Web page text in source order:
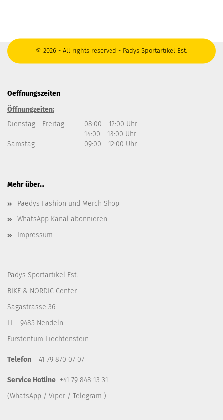
© 2026 - All rights reserved - Pädys Sportartikel Est.
Oeffnungszeiten
Öffnungzeiten:
Dienstag - Freitag
08:00 - 12:00 Uhr
14:00 - 18:00 Uhr
Samstag
09:00 - 12:00 Uhr
Mehr über...
Paedys Fashion und Merch Shop
WhatsApp Kanal abonnieren
Impressum
Pädys Sportartikel Est.
BIKE & NORDIC Center
Sägastrasse 36
LI – 9485 Nendeln
Fürstentum Liechtenstein
Telefon +41 79 870 07 07
Service Hotline +41 79 848 13 31
(WhatsApp / Viper / Telegram )